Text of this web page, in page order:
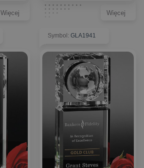
Więcej Więcej
Symbol: GLA1941